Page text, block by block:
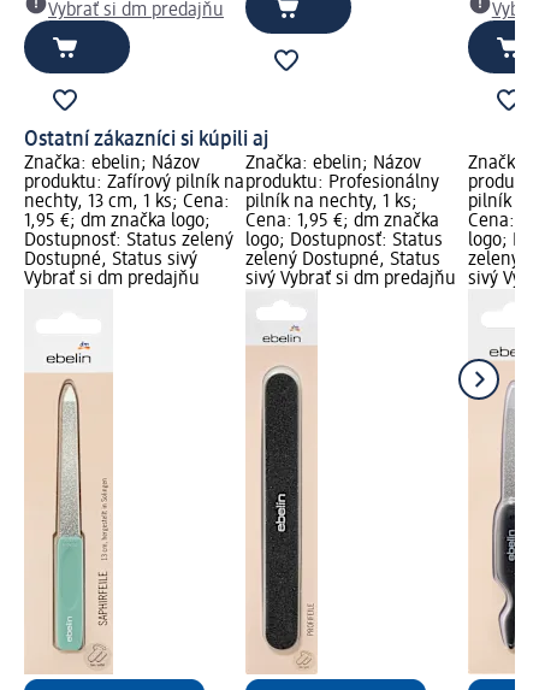
Vybrať si dm predajňu
Ostatní zákazníci si kúpili aj
Značka: ebelin; Názov
produktu: Zafírový pilník na
nechty, 13 cm, 1 ks; Cena:
1,95 €; dm značka logo;
Dostupnosť: Status zelený
Dostupné, Status sivý
Vybrať si dm predajňu
Značka: ebelin; Názov
produktu: Profesionálny
pilník na nechty, 1 ks;
Cena: 1,95 €; dm značka
logo; Dostupnosť: Status
zelený Dostupné, Status
sivý Vybrať si dm predajňu
Značka:
pilník na
Cena:
logo;
zelený
sivý